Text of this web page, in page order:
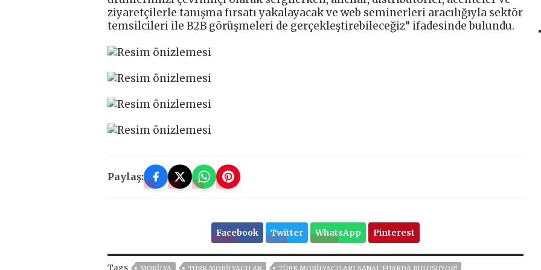
ziyaretçilerle tanışma fırsatı yakalayacak ve web seminerleri aracılığıyla sektör
temsilcileri ile B2B görüşmeleri de gerçekleştirebileceğiz” ifadesinde bulundu.
Paylaş:
Facebook Twitter WhatsApp Pinterest